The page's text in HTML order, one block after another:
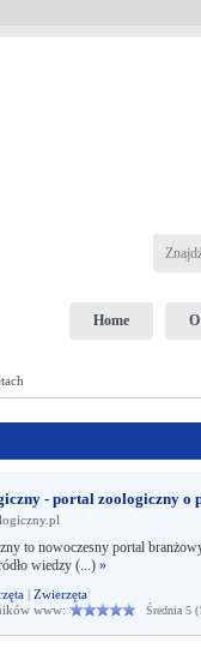
Home
- portal zoologiczny o
to nowoczesny portal
wiedzy (...) »
| Zwierzęta
www:
Średnia 5